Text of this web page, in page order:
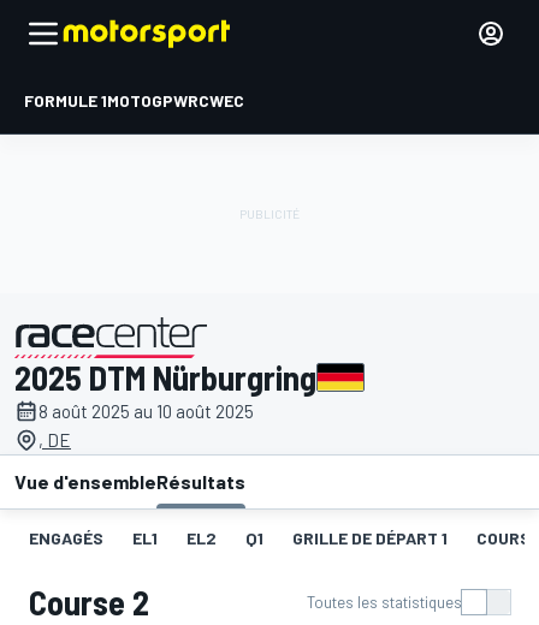
FORMULE 1MOTOGPWRCWEC
présenté par
2025 DTM Nürburgring
8 août 2025 au 10 août 2025
, DE
Vue d'ensembleRésultats
ENGAGÉS EL1 EL2 Q1 GRILLE DE DÉPART 1
Course 2 Toutes les statistiques